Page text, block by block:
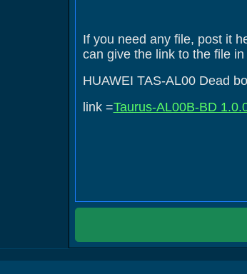
If you need any file, post it
can give the link to the file
HUAWEI TAS-AL00 Dead
link =Taurus-AL00B-BD